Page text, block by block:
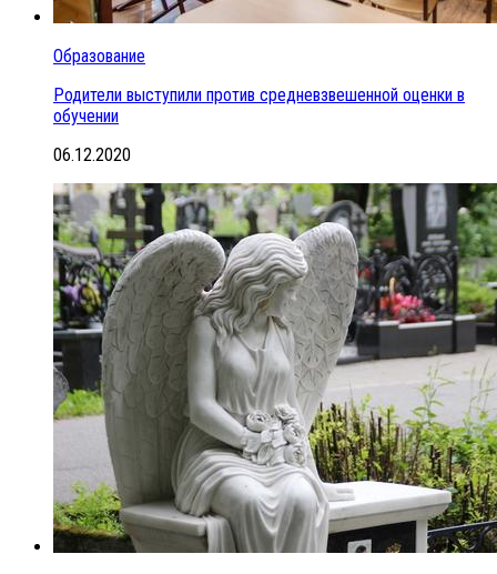
Образование
Родители выступили против средневзвешенной оценки в
обучении
06.12.2020